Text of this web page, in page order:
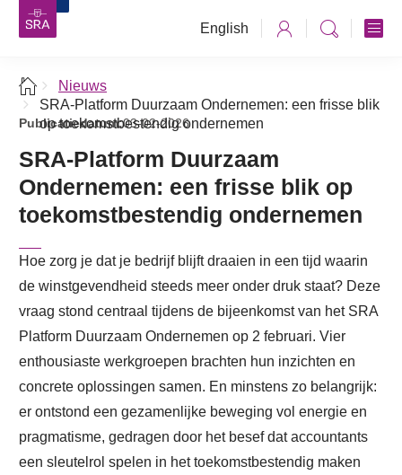
English
Nieuws
SRA-Platform Duurzaam Ondernemen: een frisse blik
op toekomstbestendig ondernemen
Publicatiedatum:03-02-2026
SRA-Platform Duurzaam
Ondernemen: een frisse blik op
toekomstbestendig ondernemen
Hoe zorg je dat je bedrijf blijft draaien in een tijd waarin
de winstgevendheid steeds meer onder druk staat? Deze
vraag stond centraal tijdens de bijeenkomst van het SRA
Platform Duurzaam Ondernemen op 2 februari. Vier
enthousiaste werkgroepen brachten hun inzichten en
concrete oplossingen samen. En minstens zo belangrijk:
er ontstond een gezamenlijke beweging vol energie en
pragmatisme, gedragen door het besef dat accountants
een sleutelrol spelen in het toekomstbestendig maken